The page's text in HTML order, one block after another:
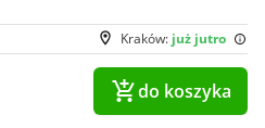
Kraków: już jutro
do koszyka